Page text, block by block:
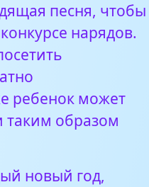
песня, чтобы
нарядов.
ребенок может
образом
новый год,